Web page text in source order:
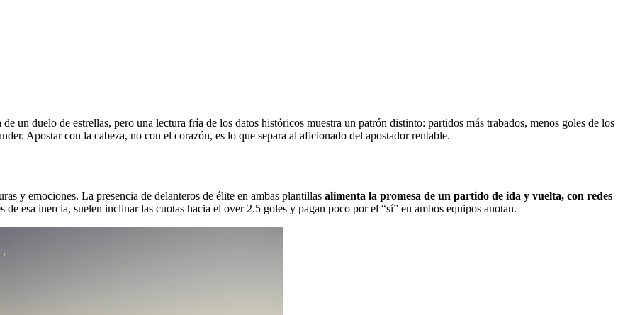
un duelo de estrellas, pero una lectura fría de los datos históricos muestra un patrón distinto: partidos más trabados, menos goles de los
Apostar con la cabeza, no con el corazón, es lo que separa al aficionado del apostador rentable.
y emociones. La presencia de delanteros de élite en ambas plantillas alimenta la promesa de un partido de ida y vuelta, con redes
de esa inercia, suelen inclinar las cuotas hacia el over 2.5 goles y pagan poco por el “sí” en ambos equipos anotan.